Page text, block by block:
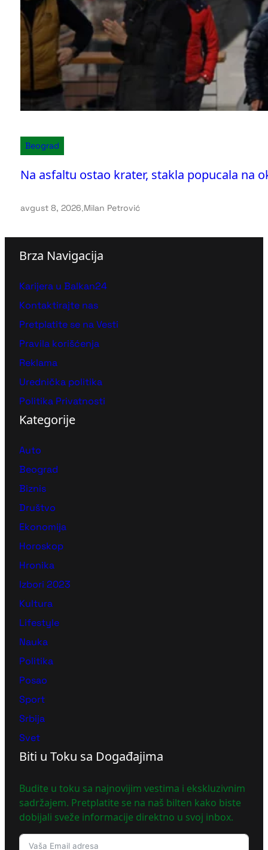
Beograd
Na asfaltu ostao krater, stakla popucala na
avgust 8, 2026.Milan Petrović
Brza Navigacija
Karijera u Balkan24
Kontaktirajte nas
Pretplatite se na Vesti
Pravila korišćenja
Reklama
Urednička politika
Politika Privatnosti
Kategorije
Auto
Beograd
Biznis
Društvo
Ekonomija
Horoskop
Hronika
Izbori 2023
Kultura
Lifestyle
Nauka
Politika
Posao
Sport
Srbija
Svet
Biti u Toku sa Događajima
Budite u toku sa najnovijim vestima i ekskluzivnim
sadržajem. Pretplatite se na naš bilten kako biste
dobijali sveže informacije direktno u svoj inbox.